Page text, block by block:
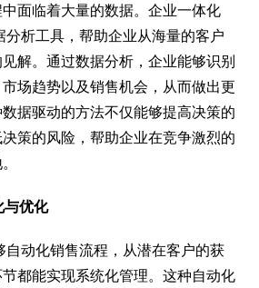
面临着大量的数据。企业一体化
分析工具，帮助企业从海量的客户
解。通过数据分析，企业能够识别
场趋势以及销售机会，从而做出更
据驱动的方法不仅能够提高决策的
策的风险，帮助企业在竞争激烈的
与优化
自动化销售流程，从潜在客户的获
都能实现系统化管理。这种自动化